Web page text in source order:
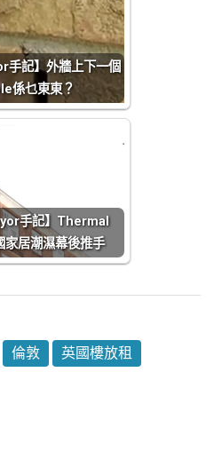
手記】外牆上下一個
係乜東東？
手記】Thermal
居潮濕幕後推手
倫敦
英國樓放租